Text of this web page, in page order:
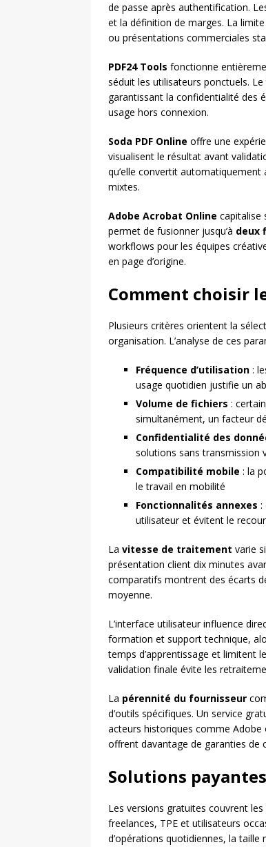
de passe après authentification.
et la définition de marges. La
ou présentations commerciales
PDF24 Tools fonctionne
séduit les utilisateurs ponctuels.
garantissant la confidentialité des
usage hors connexion.
Soda PDF Online offre une
visualisent le résultat avant
qu’elle convertit
mixtes.
Adobe Acrobat Online capitalise
permet de fusionner jusqu’à deux
workflows pour les équipes
en page d’origine.
Comment choisir
Plusieurs critères orientent la
organisation. L’analyse de ces
Fréquence d’utilisation :
usage quotidien justifie un
Volume de fichiers :
simultanément, un facteur
Confidentialité des
solutions sans transmission
Compatibilité mobile : la
le travail en mobilité
Fonctionnalités annexes :
utilisateur et évitent le
La vitesse de traitement varie
présentation client dix minutes
comparatifs montrent des écarts
moyenne.
L’interface utilisateur influence
formation et support technique,
temps d’apprentissage et limitent
validation finale évite les
La pérennité du fournisseur
d’outils spécifiques. Un service
acteurs historiques comme
offrent davantage de garanties de
Solutions
Les versions gratuites couvrent
freelances, TPE et utilisateurs
d’opérations quotidiennes, la taille